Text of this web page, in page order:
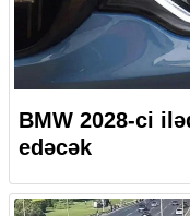
BMW 2028-ci
edəcək